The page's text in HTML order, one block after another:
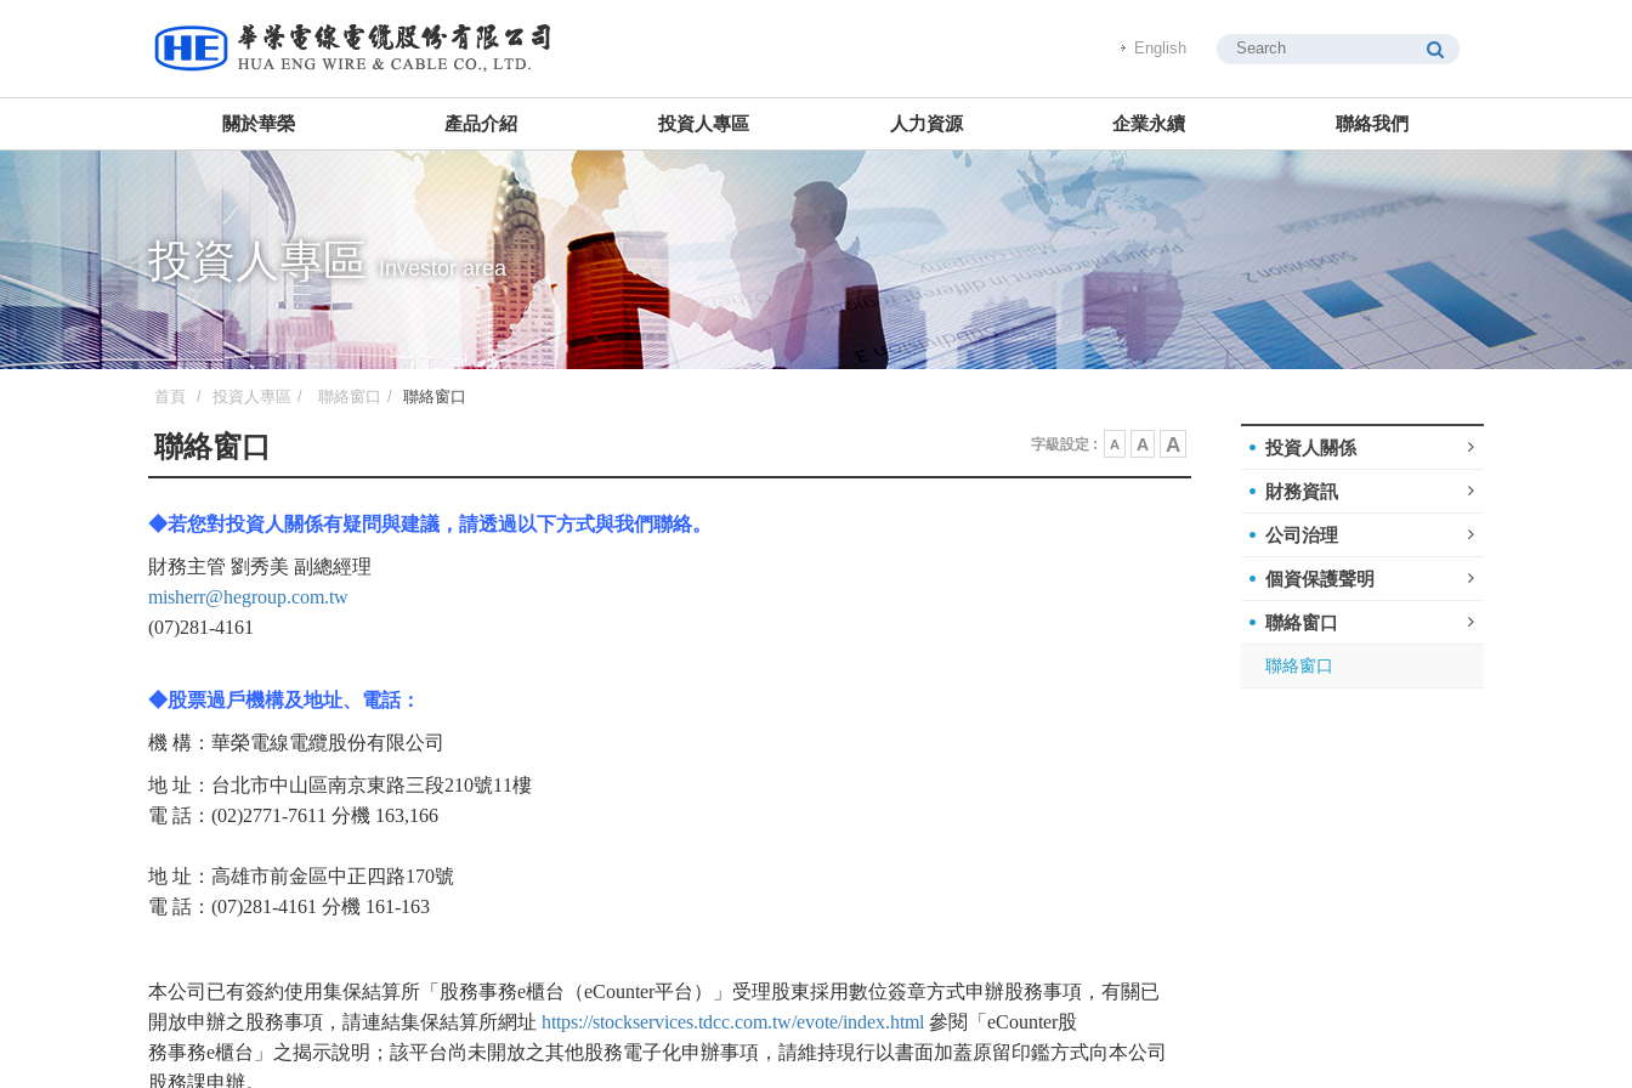
English
關於華榮 產品介紹 投資人專區 人力資源 企業永續 聯絡我們
投資人專區 Investor area
首頁 投資人專區 聯絡窗口 聯絡窗口
投資人關係
財務資訊
公司治理
個資保護聲明
聯絡窗口
聯絡窗口
聯絡窗口 字級設定 : A A A
◆若您對投資人關係有疑問與建議，請透過以下方式與我們聯絡。
財務主管 劉秀美 副總經理
misherr@hegroup.com.tw
(07)281-4161
◆股票過戶機構及地址、電話：
機 構：華榮電線電纜股份有限公司
地 址：台北市中山區南京東路三段210號11樓
電 話：(02)2771-7611 分機 163,166
地 址：高雄市前金區中正四路170號
電 話：(07)281-4161 分機 161-163
本公司已有簽約使用集保結算所「股務事務e櫃台（eCounter平台）」受理股東採用數位簽章方式申辦股務事項，有關已
開放申辦之股務事項，請連結集保結算所網址 https://stockservices.tdcc.com.tw/evote/index.html 參閱「eCounter股
務事務e櫃台」之揭示說明；該平台尚未開放之其他股務電子化申辦事項，請維持現行以書面加蓋原留印鑑方式向本公司
股務課申辦。